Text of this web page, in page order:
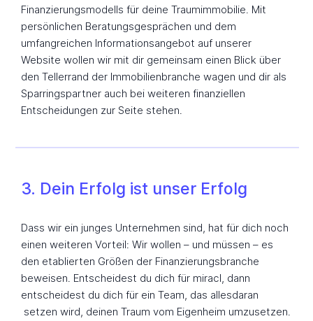
Finanzierungsmodells für deine Traumimmobilie. Mit
persönlichen Beratungsgesprächen und dem
umfangreichen Informationsangebot auf unserer
Website wollen wir mit dir gemeinsam einen Blick über
den Tellerrand der Immobilienbranche wagen und dir als
Sparringspartner auch bei weiteren finanziellen
Entscheidungen zur Seite stehen.
3. Dein Erfolg ist unser Erfolg
Dass wir ein junges Unternehmen sind, hat für dich noch
einen weiteren Vorteil: Wir wollen – und müssen – es
den etablierten Größen der Finanzierungsbranche
beweisen. Entscheidest du dich für miracl, dann
entscheidest du dich für ein Team, das allesdaran
setzen wird, deinen Traum vom Eigenheim umzusetzen.